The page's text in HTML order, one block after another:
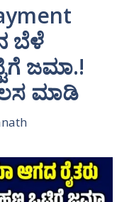
ಬೆಳೆ
ಜಮಾ.!
ಮಾಡಿ